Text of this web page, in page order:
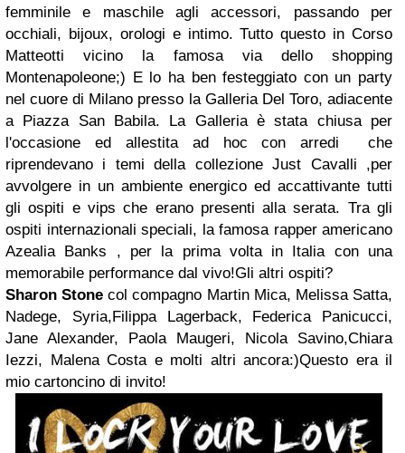
femminile e maschile agli accessori, passando per
occhiali, bijoux, orologi e intimo. Tutto questo in Corso
Matteotti vicino la famosa via dello shopping
Montenapoleone;) E lo ha ben festeggiato con un party
nel cuore di Milano presso la Galleria Del Toro, adiacente
a Piazza San Babila. La Galleria è stata chiusa per
l'occasione ed allestita ad hoc con arredi che
riprendevano i temi della collezione Just Cavalli ,per
avvolgere in un ambiente energico ed accattivante tutti
gli ospiti e vips che erano presenti alla serata. Tra gli
ospiti internazionali speciali, la famosa rapper americano
Azealia Banks , per la prima volta in Italia con una
memorabile performance dal vivo!Gli altri ospiti?
Sharon Stone col compagno Martin Mica, Melissa Satta,
Nadege, Syria,Filippa Lagerback, Federica Panicucci,
Jane Alexander, Paola Maugeri, Nicola Savino,Chiara
Iezzi, Malena Costa e molti altri ancora:)Questo era il
mio cartoncino di invito!